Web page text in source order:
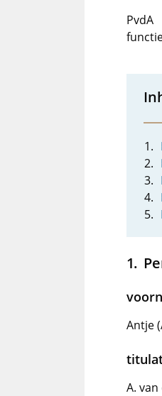
PvdA
Antje
A.